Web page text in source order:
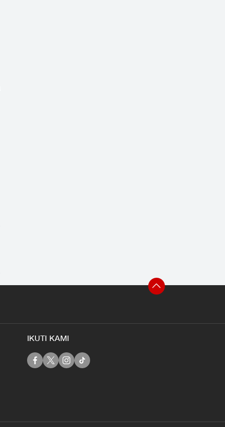
IKUTI KAMI